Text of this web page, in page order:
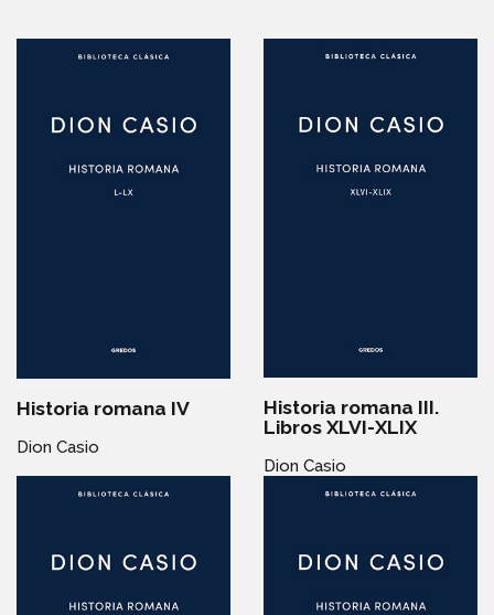
Historia romana IV
Dion Casio
Historia romana III.
Libros XLVI-XLIX
Dion Casio